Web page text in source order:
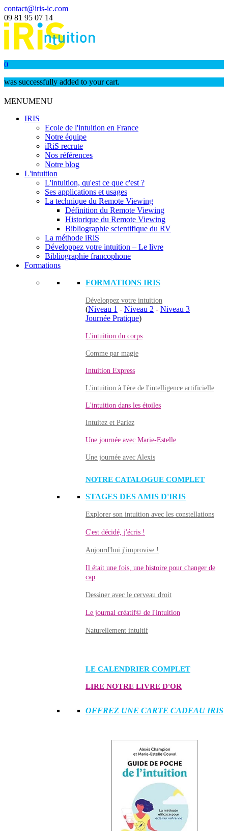
contact@iris-ic.com
09 81 95 07 14
0
was successfully added to your cart.
MENUMENU
IRIS
Ecole de l'intuition en France
Notre équipe
iRiS recrute
Nos références
Notre blog
L'intuition
L'intuition, qu'est ce que c'est ?
Ses applications et usages
La technique du Remote Viewing
Définition du Remote Viewing
Historique du Remote Viewing
Bibliographie scientifique du RV
La méthode iRiS
Développez votre intuition – Le livre
Bibliographie francophone
Formations
FORMATIONS IRIS
Développez votre intuition
(Niveau 1 - Niveau 2 - Niveau 3
Journée Pratique)
L'intuition du corps
Comme par magie
Intuition Express
L'intuition à l'ère de l'intelligence artificielle
L'intuition dans les étoiles
Intuitez et Pariez
Une journée avec Marie-Estelle
Une journée avec Alexis
NOTRE CATALOGUE COMPLET
STAGES DES AMIS D'IRIS
Explorer son intuition avec les constellations
C'est décidé, j'écris !
Aujourd'hui j'improvise !
Il était une fois, une histoire pour changer de
cap
Dessiner avec le cerveau droit
Le journal créatif© de l'intuition
Naturellement intuitif
LE CALENDRIER COMPLET
LIRE NOTRE LIVRE D'OR
OFFREZ UNE CARTE CADEAU IRIS